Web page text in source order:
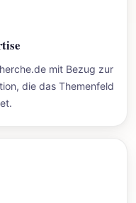
mit Bezug zur
die das Themenfeld